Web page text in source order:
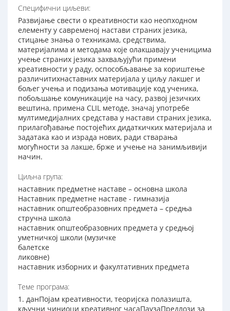
Специфични циљеви:
Развијање свести о креативности као неопходном
елементу у савременој настави страних језика,
стицање знања о техникама, средствима,
материјалима и методама које олакшавају ученицима
учење страних језика захваљујући примени
креативности у раду, оспособљавање за кориштење
различитихнаставних материјала у циљу лакшег и
бољег учења и подизања мотивације код ученика,
побољшање комуникације на часу, развој језичких
вештина, примена CLIL методе, значај употребе
мултимедијалних средстава у настави страних језика,
прилагођавање постојећих дидаткичких материјала и
задатака као и израда нових, ради стварања
могућности за лакше, брже и учење на занимљивији
начин.
Циљна група:
наставник предметне наставе – основна школа
Наставник предметне наставе - гимназија
наставник општеобразовних предмета – средња
стручна школа
наставник општеобразовних предмета у средњој
уметничкој школи (музичке
балетске
ликовне)
наставник изборних и факултативних предмета
Теме програма:
1. данПојам креативности, теоријска полазишта,
кључни чиниоци креативног часаПаузаПредлози за